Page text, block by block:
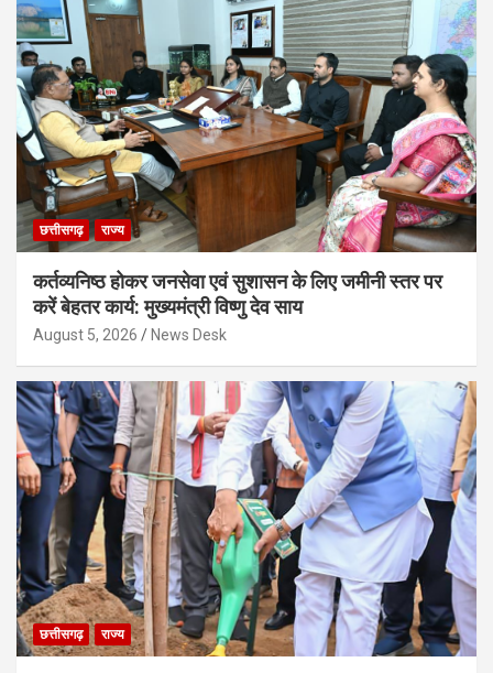
छत्तीसगढ़ राज्य
कर्तव्यनिष्ठ होकर जनसेवा एवं सुशासन के लिए जमीनी स्तर पर
करें बेहतर कार्य: मुख्यमंत्री विष्णु देव साय
August 5, 2026 News Desk
छत्तीसगढ़ राज्य